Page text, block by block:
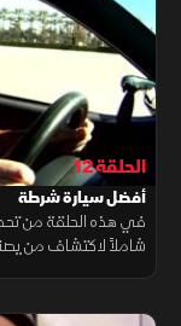
الحلقة 12
أفضل سيارة شرطة
في هذه الحلقة من
شاملاً لاكتشاف من يصنع